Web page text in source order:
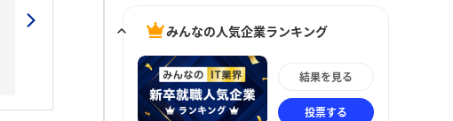
みんなの人気企業ランキング
結果を見る
投票する